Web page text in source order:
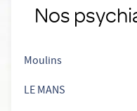
Nos
Moulins
LE MANS